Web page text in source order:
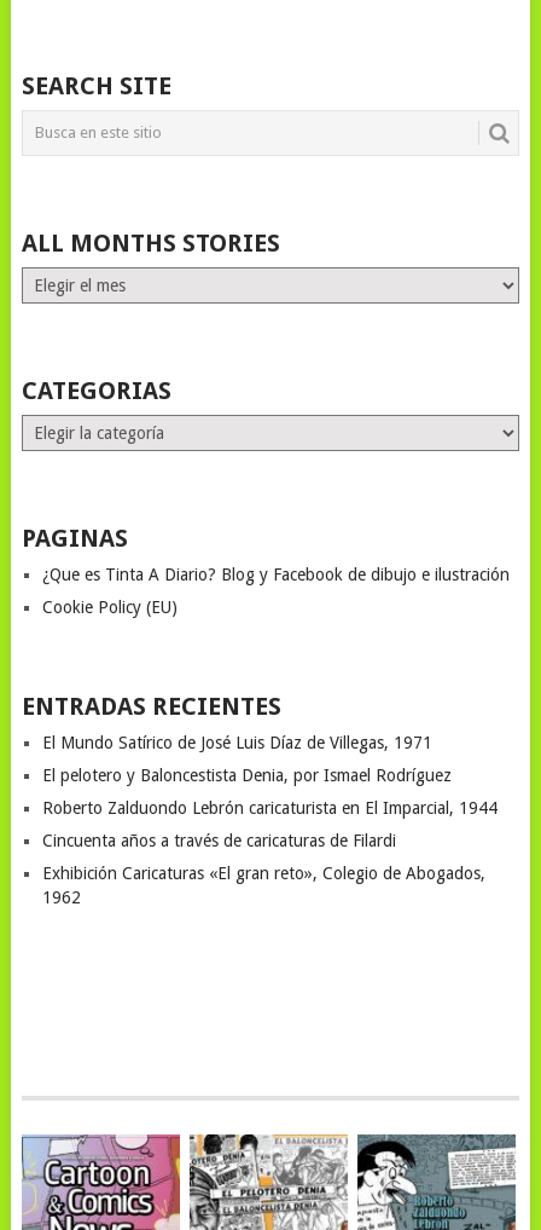
SEARCH SITE
ALL MONTHS STORIES
ALL
MONTHS
CATEGORIAS
Categorias
PAGINAS
¿Que es Tinta A Diario? Blog y Facebook de dibujo e ilustración
Cookie Policy (EU)
ENTRADAS RECIENTES
El Mundo Satírico de José Luis Díaz de Villegas, 1971
El pelotero y Baloncestista Denia, por Ismael Rodríguez
Roberto Zalduondo Lebrón caricaturista en El Imparcial, 1944
Cincuenta años a través de caricaturas de Filardi
Exhibición Caricaturas «El gran reto», Colegio de Abogados,
1962